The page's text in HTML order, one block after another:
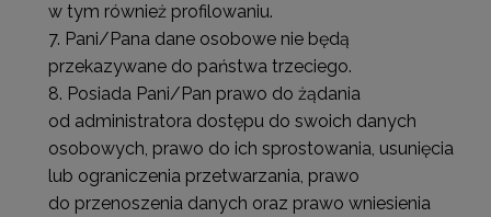
w tym również profilowaniu.
Pani/Pana dane osobowe nie będą
przekazywane do państwa trzeciego.
Posiada Pani/Pan prawo do żądania
od administratora dostępu do swoich danych
osobowych, prawo do ich sprostowania, usunięcia
lub ograniczenia przetwarzania, prawo
do przenoszenia danych oraz prawo wniesienia